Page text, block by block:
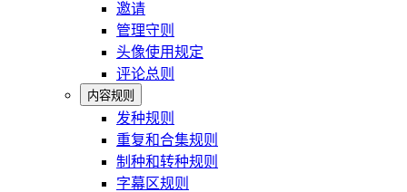
邀请
管理守则
头像使用规定
评论总则
内容规则
发种规则
重复和合集规则
制种和转种规则
字幕区规则